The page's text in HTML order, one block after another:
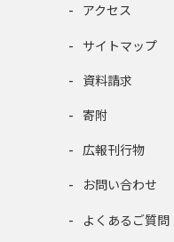
アクセス
サイトマップ
資料請求
寄附
広報刊行物
お問い合わせ
よくあるご質問